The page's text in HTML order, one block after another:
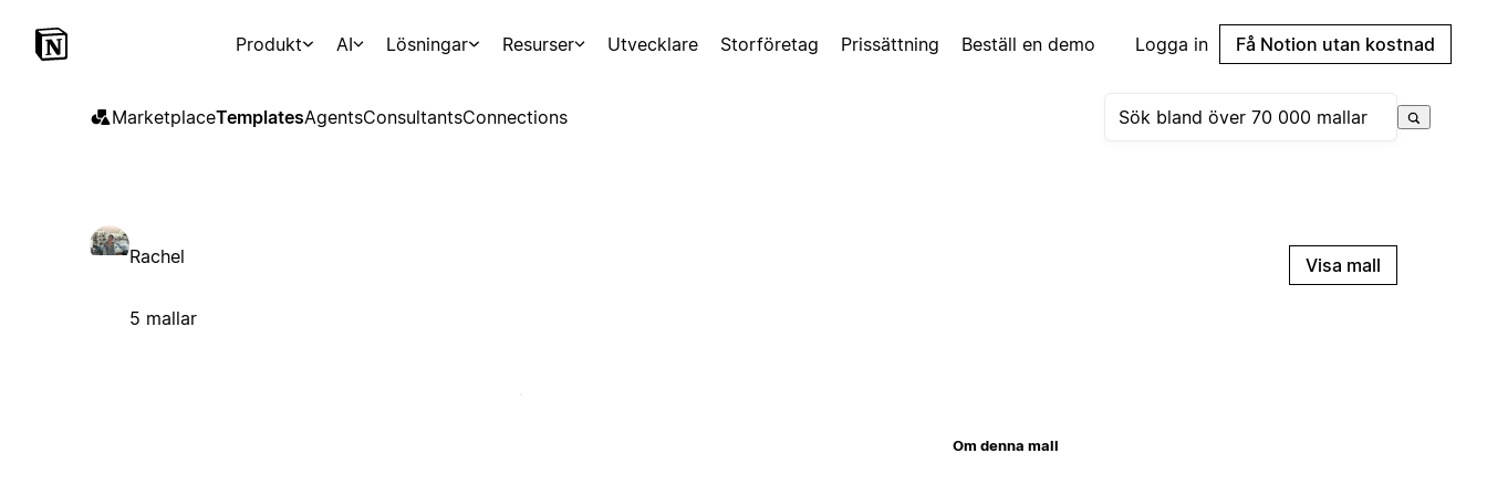
Produkt AI Lösningar Resurser Utvecklare Storföretag Prissättning Beställ en demo Logga in Få Notion utan kostnad
MarketplaceTemplatesAgentsConsultantsConnections
Rachel
5 mallar
Visa mall
Om denna mall